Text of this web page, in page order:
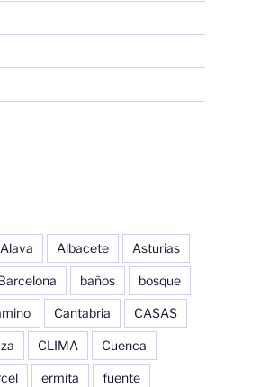
Alava Albacete Asturias
baños bosque
Cantabria CASAS
CLIMA Cuenca
ermita fuente